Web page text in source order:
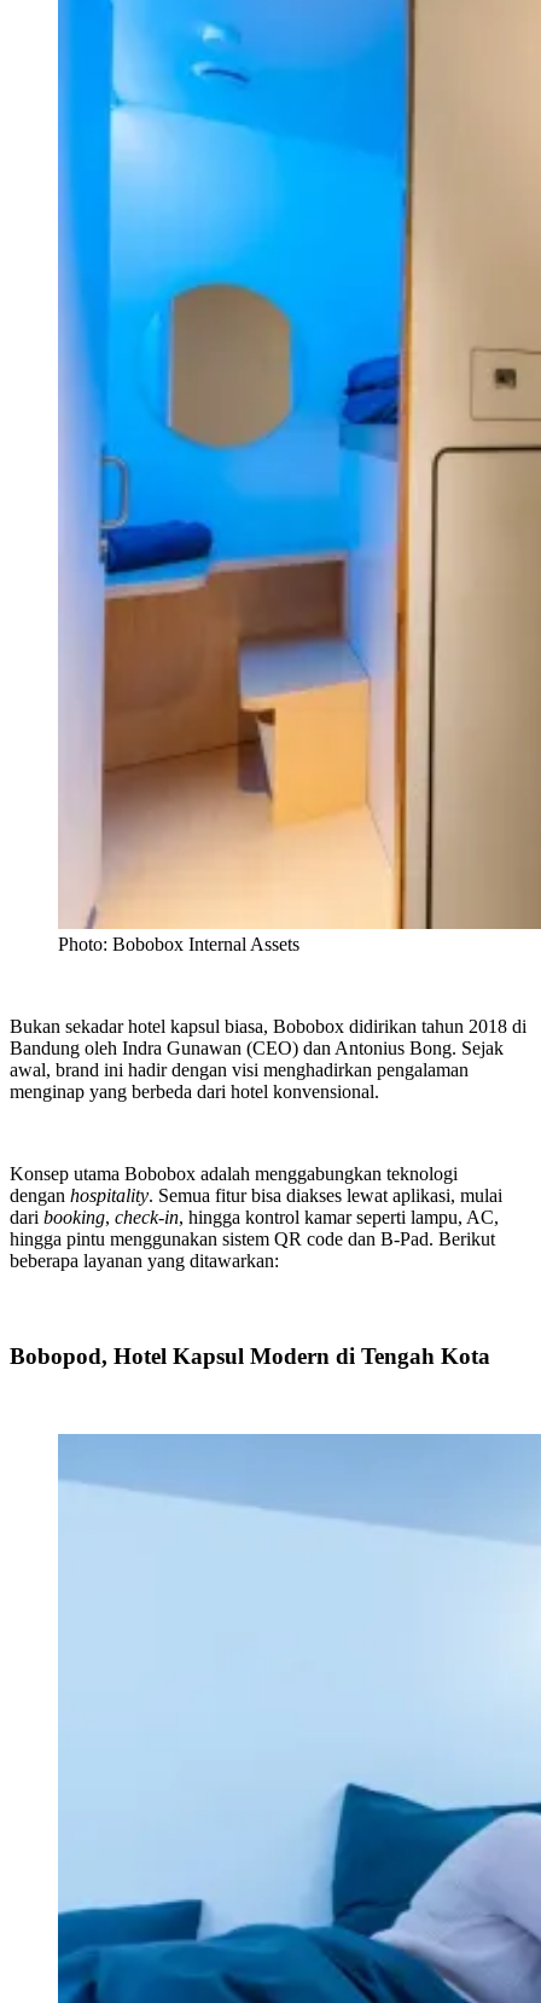
Photo: Bobobox Internal Assets
Bukan sekadar hotel kapsul biasa, Bobobox didirikan tahun 2018 di
Bandung oleh Indra Gunawan (CEO) dan Antonius Bong. Sejak
awal, brand ini hadir dengan visi menghadirkan pengalaman
menginap yang berbeda dari hotel konvensional.
Konsep utama Bobobox adalah menggabungkan teknologi
dengan hospitality. Semua fitur bisa diakses lewat aplikasi, mulai
dari booking, check-in, hingga kontrol kamar seperti lampu, AC,
hingga pintu menggunakan sistem QR code dan B-Pad. Berikut
beberapa layanan yang ditawarkan:
Bobopod, Hotel Kapsul Modern di Tengah Kota